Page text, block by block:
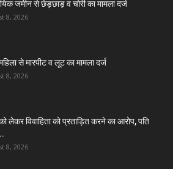
जमीन से छेड़छाड़ व चोरी का मामला दर्ज
8, 2026
से मारपीट व लूट का मामला दर्ज
8, 2026
लेकर विवाहिता को प्रताड़ित करने का आरोप, पति
8, 2026